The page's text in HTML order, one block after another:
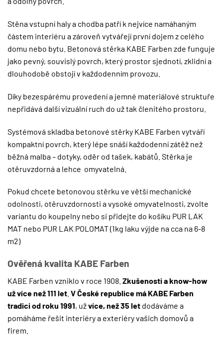
Stěna vstupní haly a chodba patří k nejvíce namáhaným
částem interiéru a zároveň vytvářejí první dojem z celého
domu nebo bytu. Betonová stěrka KABE Farben zde funguje
jako pevný, souvislý povrch, který prostor sjednotí, zklidní a
dlouhodobě obstojí v každodenním provozu.
Díky bezespárému provedení a jemné materiálové struktuře
nepřidává další vizuální ruch do už tak členitého prostoru.
Systémová skladba betonové stěrky KABE Farben vytváří
kompaktní povrch, který lépe snáší každodenní zátěž než
běžná malba – dotyky, oděr od tašek, kabátů. Stěrka je
otěruvzdorná a lehce omyvatelná.
Pokud chcete betonovou stěrku ve větší mechanické
odolnosti, otěruvzdornosti a vysoké omyvatelnosti, zvolte
variantu do koupelny nebo si přidejte do košíku PUR LAK
MAT nebo PUR LAK POLOMAT(1kg laku výjde na cca na 6-8
m2)
Ověřená kvalita KABE Farben
KABE Farben vzniklo v roce 1908. Zkušenosti a know-how
už více než 111 let V České republice má KABE Farben
tradici od roku 1991, užvíce, než 35 let dodáváme a
pomáháme řešit interiéry a exteriéry vašich domovů a
firem.